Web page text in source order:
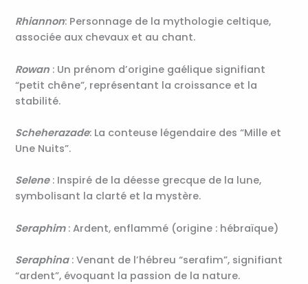
Rhiannon: Personnage de la mythologie celtique,
associée aux chevaux et au chant.
Rowan : Un prénom d’origine gaélique signifiant
“petit chêne”, représentant la croissance et la
stabilité.
Scheherazade: La conteuse légendaire des “Mille et
Une Nuits”.
Selene: Inspiré de la déesse grecque de la lune,
symbolisant la clarté et la mystère.
Seraphim: Ardent, enflammé (origine : hébraïque)
Seraphina: Venant de l’hébreu “serafim”, signifiant
“ardent”, évoquant la passion de la nature.